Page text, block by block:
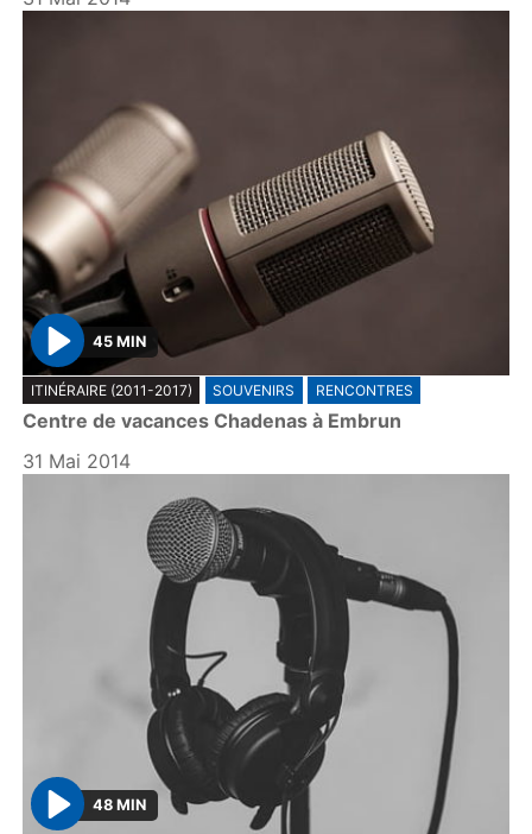
P
l
a
y
45 MIN
ITINÉRAIRE (2011-2017) SOUVENIRS RENCONTRES
Centre de vacances Chadenas à Embrun
31 Mai 2014
48 MIN